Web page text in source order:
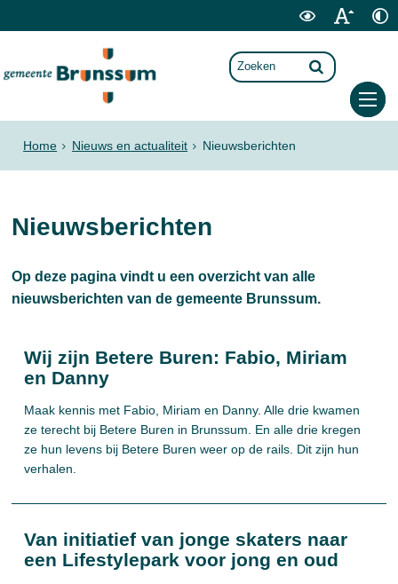
Home Nieuws en actualiteit Nieuwsberichten
Nieuwsberichten
Op deze pagina vindt u een overzicht van alle
nieuwsberichten van de gemeente Brunssum.
Wij zijn Betere Buren: Fabio, Miriam
en Danny
Maak kennis met Fabio, Miriam en Danny. Alle drie kwamen
ze terecht bij Betere Buren in Brunssum. En alle drie kregen
ze hun levens bij Betere Buren weer op de rails. Dit zijn hun
verhalen.
Van initiatief van jonge skaters naar
een Lifestylepark voor jong en oud